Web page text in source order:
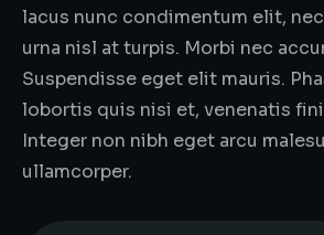
lacus nunc condimentum elit,
urna nisl at turpis. Morbi nec
Suspendisse eget elit mauris.
lobortis quis nisi et, venenatis
Integer non nibh eget arcu
ullamcorper.